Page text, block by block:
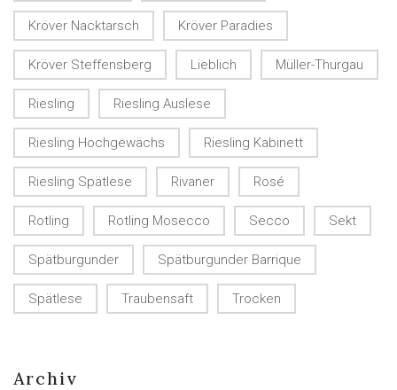
Kröver Nacktarsch Kröver Paradies
Kröver Steffensberg Lieblich Müller-Thurgau
Riesling Riesling Auslese
Riesling Hochgewächs Riesling Kabinett
Riesling Spätlese Rivaner Rosé
Rotling Rotling Mosecco Secco Sekt
Spätburgunder Spätburgunder Barrique
Spätlese Traubensaft Trocken
Archiv